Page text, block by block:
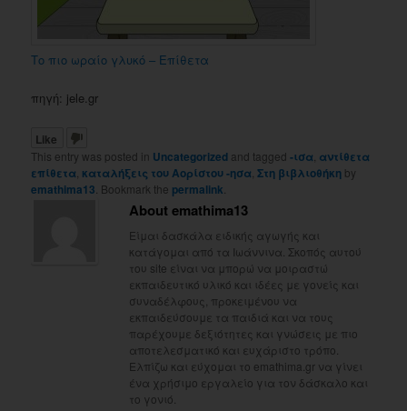
Το πιο ωραίο γλυκό – Επίθετα
πηγή: jele.gr
Like
This entry was posted in Uncategorized and tagged-ισα, αντίθετα
επίθετα, καταλήξεις του Αορίστου -ησα,Στη βιβλιοθήκη by
emathima13. Bookmark the permalink.
About emathima13
Είμαι δασκάλα ειδικής αγωγής και
κατάγομαι από τα Ιωάννινα. Σκοπός αυτού
του site είναι να μπορώ να μοιραστώ
εκπαιδευτικό υλικό και ιδέες με γονείς και
συναδέλφους, προκειμένου να
εκπαιδεύσουμε τα παιδιά και να τους
παρέχουμε δεξιότητες και γνώσεις με πιο
αποτελεσματικό και ευχάριστο τρόπο.
Ελπίζω και εύχομαι το emathima.gr να γίνει
ένα χρήσιμο εργαλείο για τον δάσκαλο και
το γονιό.